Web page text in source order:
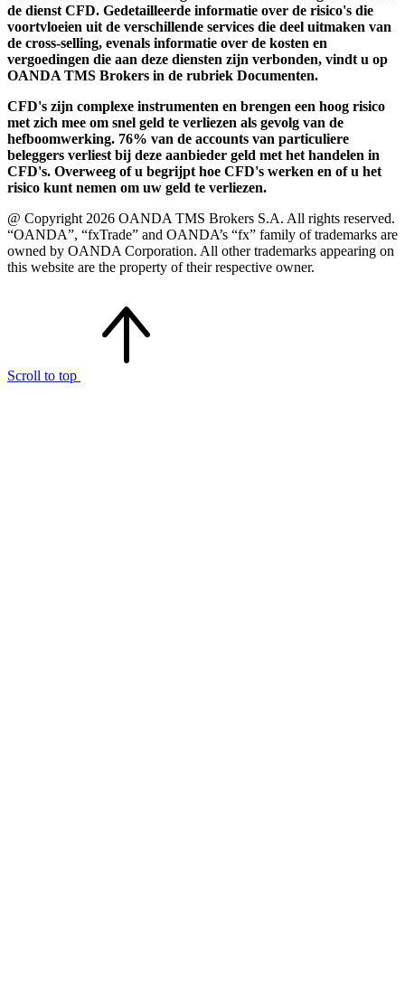
de dienst CFD. Gedetailleerde informatie over de risico's die
voortvloeien uit de verschillende services die deel uitmaken van
de cross-selling, evenals informatie over de kosten en
vergoedingen die aan deze diensten zijn verbonden, vindt u op
OANDA TMS Brokers in de rubriek Documenten.
CFD's zijn complexe instrumenten en brengen een hoog risico
met zich mee om snel geld te verliezen als gevolg van de
hefboomwerking. 76% van de accounts van particuliere
beleggers verliest bij deze aanbieder geld met het handelen in
CFD's. Overweeg of u begrijpt hoe CFD's werken en of u het
risico kunt nemen om uw geld te verliezen.
@ Copyright 2026 OANDA TMS Brokers S.A. All rights reserved.
“OANDA”, “fxTrade” and OANDA’s “fx” family of trademarks are
owned by OANDA Corporation. All other trademarks appearing on
this website are the property of their respective owner.
Scroll to top